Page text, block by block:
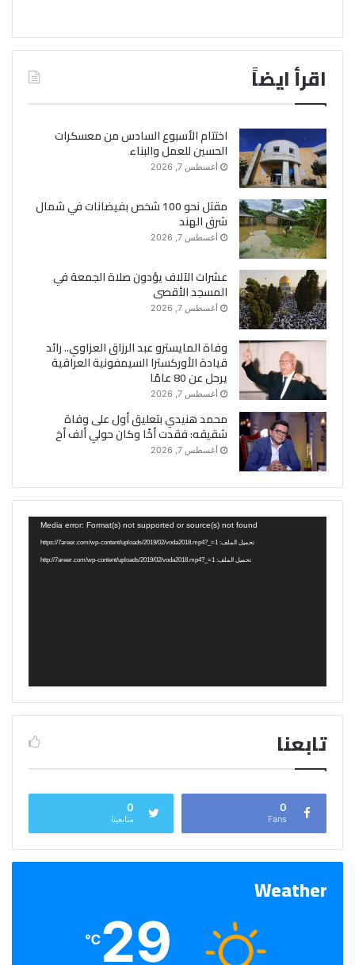
اقرأ ايضاً
اختتام الأسبوع السادس من معسكرات
الحسين للعمل والبناء
أغسطس 7, 2026
مقتل نحو 100 شخص بفيضانات في شمال
شرق الهند
أغسطس 7, 2026
عشرات الآلاف يؤدون صلاة الجمعة في
المسجد الأقصى
أغسطس 7, 2026
وفاة المايسترو عبد الرزاق العزاوي.. رائد
قيادة الأوركسترا السيمفونية العراقية
يرحل عن 80 عامًا
أغسطس 7, 2026
محمد هنيدي بتعليق أول على وفاة
شقيقه: فقدت أخًا وكان حولي ألف أخ
أغسطس 7, 2026
Media error: Format(s) not supported or source(s) not found
تحميل الملف: https://7areer.com/wp-content/uploads/2019/02/voda2018.mp4?_=1
تحميل الملف: http://7areer.com/wp-content/uploads/2019/02/voda2018.mp4?_=1
تابعنا
0
Fans
0
متابعينا
Weather
29
℃